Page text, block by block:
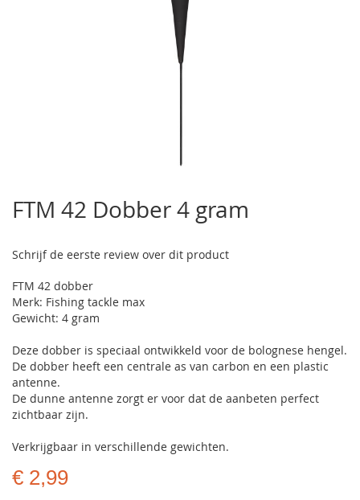
het
begin
de
gallerij
FTM 42 Dobber 4 gram
Schrijf de eerste review over dit product
FTM 42 dobber
Merk: Fishing tackle max
Gewicht: 4 gram
Deze dobber is speciaal ontwikkeld voor de bolognese hengel.
De dobber heeft een centrale as van carbon en een plastic
antenne.
De dunne antenne zorgt er voor dat de aanbeten perfect
zichtbaar zijn.
Verkrijgbaar in verschillende gewichten.
€ 2,99